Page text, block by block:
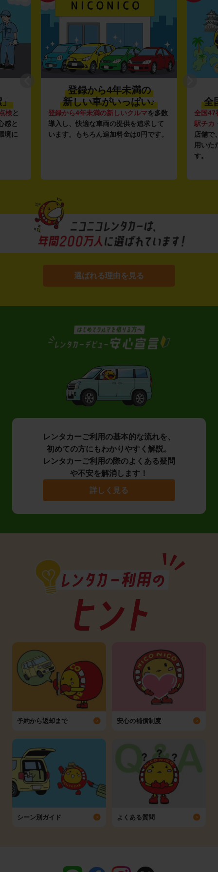
4年未満の
いっぱい♪
の新しいクルマを多数
両の提供を追求して
追加料金は0円です。
利便性抜群★
全国約1,500店舗を展開
全国47都道府県に1,500店舗
を展開し、
駅チカ・空港周辺 の店舗や
24時間営業
店舗で、いつでもどこでも気軽にご利
用いただける利便性にこだわっていま
選ばれる理由を見る
レンタカーご利用の基本的な流れを、
初めての方にもわかりやすく解説。
レンタカーご利用の際のよくある疑問
や不安を解消します！
詳しく見る
予約から返却まで 安心の補償制度
シーン別ガイド よくある質問